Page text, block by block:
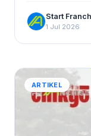
Start
1 Jul 2026
ARTIKEL